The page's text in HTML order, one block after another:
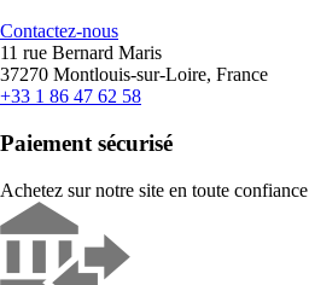
Contactez-nous
11 rue Bernard Maris
37270 Montlouis-sur-Loire, France
+33 1 86 47 62 58
Paiement sécurisé
Achetez sur notre site en toute confiance